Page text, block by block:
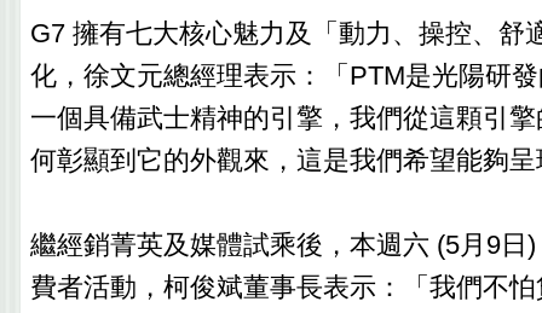
G7 擁有七大核心魅力及「動力、操控、舒
化，徐文元總經理表示：「PTM是光陽研
一個具備武士精神的引擎，我們從這顆引
何彰顯到它的外觀來，這是我們希望能夠
繼經銷菁英及媒體試乘後，本週六 (5月9日
費者活動，柯俊斌董事長表示：「我們不